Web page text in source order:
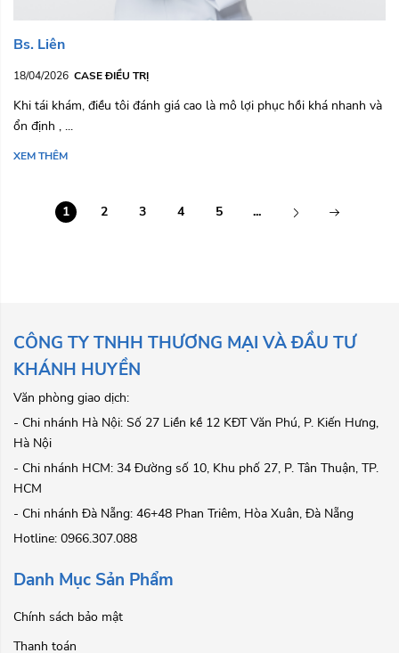
Bs. Liên
18/04/2026 CASE ĐIỀU TRỊ
Khi tái khám, điều tôi đánh giá cao là mô lợi phục hồi khá nhanh và
ổn định , ...
XEM THÊM
1 2 3 4 5 ...
CÔNG TY TNHH THƯƠNG MẠI VÀ ĐẦU TƯ
KHÁNH HUYỀN
Văn phòng giao dịch:
- Chi nhánh Hà Nội: Số 27 Liền kề 12 KĐT Văn Phú, P. Kiến Hưng,
Hà Nội
- Chi nhánh HCM: 34 Đường số 10, Khu phố 27, P. Tân Thuận, TP.
HCM
- Chi nhánh Đà Nẵng: 46+48 Phan Triêm, Hòa Xuân, Đà Nẵng
Hotline: 0966.307.088
Danh Mục Sản Phẩm
Chính sách bảo mật
Thanh toán